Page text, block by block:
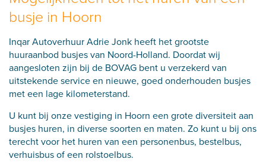
busje in Hoorn
Inqar Autoverhuur Adrie Jonk heeft het grootste
huuraanbod busjes van Noord-Holland. Doordat wij
aangesloten zijn bij de BOVAG bent u verzekerd van
uitstekende service en nieuwe, goed onderhouden busjes
met een lage kilometerstand.
U kunt bij onze vestiging in Hoorn een grote diversiteit aan
busjes huren, in diverse soorten en maten. Zo kunt u bij ons
terecht voor het huren van een personenbus, bestelbus,
verhuisbus of een rolstoelbus.